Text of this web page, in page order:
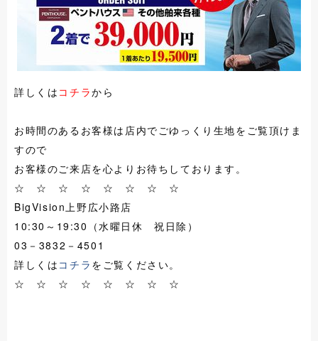
詳しくは コチラから
お時間のあるお客様は店内でごゆっくり生地をご覧頂けま
すので
お客様のご来店を心よりお待ちしております。
☆ ☆ ☆ ☆ ☆ ☆ ☆ ☆
BigVision上野広小路店
10:30～19:30（水曜日休 祝日除）
03－3832－4501
詳しくは コチラ をご覧ください。
☆ ☆ ☆ ☆ ☆ ☆ ☆ ☆